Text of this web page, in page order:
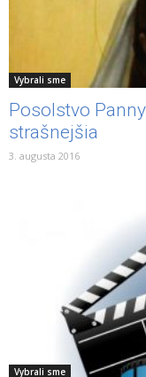
Vybrali sme
Posolstvo
strašnejšia
3. augusta 2016
Vybrali sme